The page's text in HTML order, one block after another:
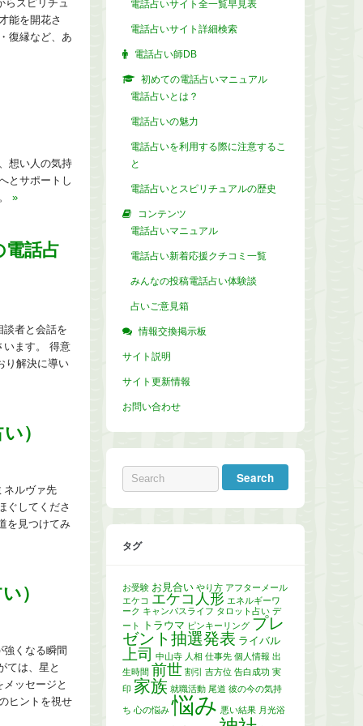
らスピリチュ
能を開花さ
復縁など、あ
想い人の気持
とサポートし
»
話占
談者と会話を
います。 得意
り解決に導い
）
ネルヴァ先
ぐしてくださ
を見つけてみ
）
くなる瞬間
ては、星と
ッセージと
ヒントを視せ
電話占いサイト全一覧早見表
電話占いサイト詳細検索
電話占い師DB
初めての電話占いマニュアル
電話占いとは？
電話占いの魅力
電話占いを利用する際に注意するこ
と
電話占いとスピリチュアルの歴史
コンテンツ
電話占いマニュアル
電話占い新着応援クチコミ一覧
みんなの投稿電話占い体験談
占いご意見箱
情報交換掲示板
サイト説明
サイト更新情報
お問い合わせ
タグ
お受験 お見合い やり方 アフターメール
エケコ エケコ人形 エネルギーワ
ーク キャンパスライフ タロット占い デ
ート
トラウマ ピンキーリング プレ
ゼント抽選発表 ライバル
上司 中山寺 人相 仕事先 個人情報 出
生時間 前世 割引 吉方位 告白成功 実
印 家族 就職活動 尾道 彼の今の気持
ち 心の悩み 悩み 悪い結果 月光浴